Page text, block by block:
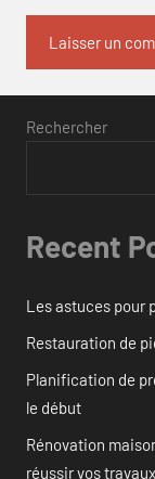
Rechercher
Recent
Les astuces pour
Restauration de
Planification de
le début
Rénovation
réussir vos